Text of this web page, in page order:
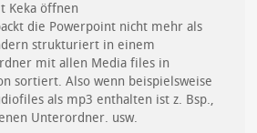
Keka öffnen
die Powerpoint nicht mehr als
strukturiert in einem
mit allen Media files in
sortiert. Also wenn beispielsweise
als mp3 enthalten ist z. Bsp.,
Unterordner. usw.